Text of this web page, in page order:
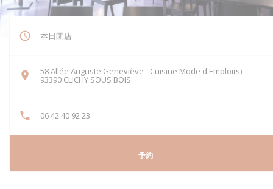
本日閉店
58 Allée Auguste Geneviève - Cuisine Mode d'Emploi(s)
93390 CLICHY SOUS BOIS ((新しいウィンドウで開きます))
06 42 40 92 23
予約